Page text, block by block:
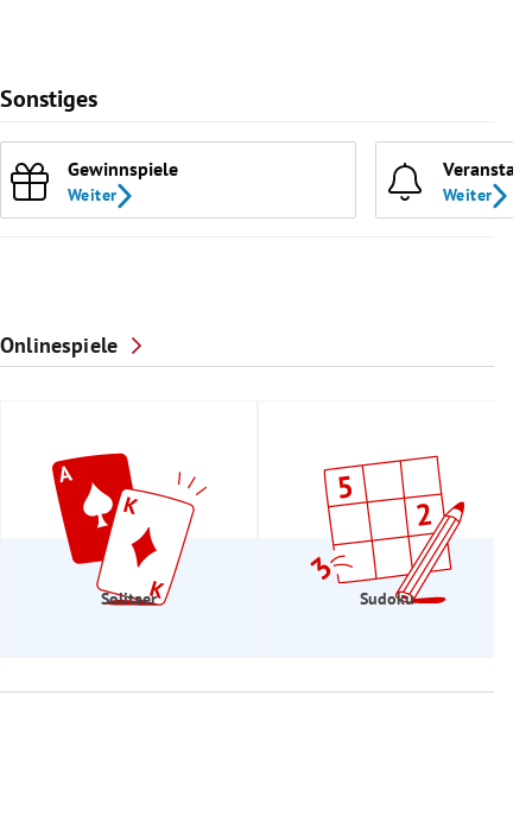
Sonstiges
Gewinnspiele
Weiter Weiter
Onlinespiele
Solitaer Sudoku